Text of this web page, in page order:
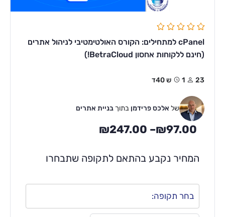
cPanel למתחילים: הקורס האולטימטיבי לניהול אתרים
(חינם ללקוחות אחסון BetraCloud!)
23 1ש 40ד
של אלכס פרידמן בתוך בניית אתרים
₪97.00
–
₪247.00
המחיר נקבע בהתאם לתקופה שתבחרו
בחר תקופה: